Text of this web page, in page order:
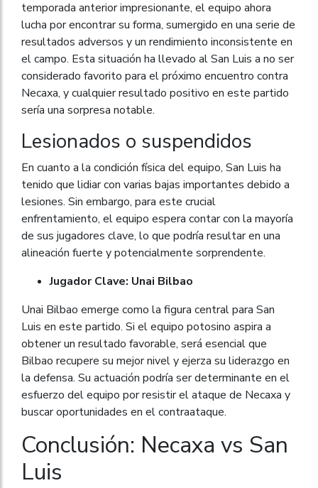
temporada anterior impresionante, el equipo ahora
lucha por encontrar su forma, sumergido en una serie de
resultados adversos y un rendimiento inconsistente en
el campo. Esta situación ha llevado al San Luis a no ser
considerado favorito para el próximo encuentro contra
Necaxa, y cualquier resultado positivo en este partido
sería una sorpresa notable.
Lesionados o suspendidos
En cuanto a la condición física del equipo, San Luis ha
tenido que lidiar con varias bajas importantes debido a
lesiones. Sin embargo, para este crucial
enfrentamiento, el equipo espera contar con la mayoría
de sus jugadores clave, lo que podría resultar en una
alineación fuerte y potencialmente sorprendente.
Jugador Clave: Unai Bilbao
Unai Bilbao emerge como la figura central para San
Luis en este partido. Si el equipo potosino aspira a
obtener un resultado favorable, será esencial que
Bilbao recupere su mejor nivel y ejerza su liderazgo en
la defensa. Su actuación podría ser determinante en el
esfuerzo del equipo por resistir el ataque de Necaxa y
buscar oportunidades en el contraataque.
Conclusión: Necaxa vs San
Luis